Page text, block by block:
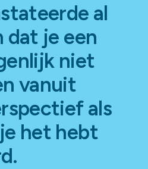
al
dat je een
niet
vanuit
als
het hebt